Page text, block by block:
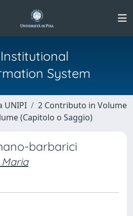
Institutional
System
UNIPI
2 Contributo in Volume
(Capitolo o Saggio)
barbarici
Maria